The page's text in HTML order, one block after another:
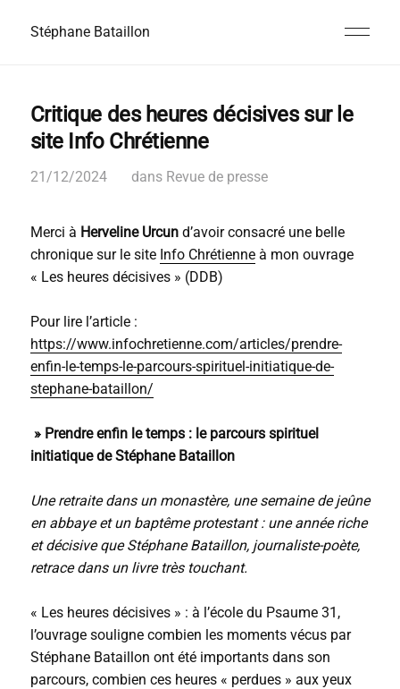
Stéphane Bataillon
Critique des heures décisives sur le
site Info Chrétienne
21/12/2024 dans Revue de presse
Merci à Herveline Urcund’avoir consacré une belle
chronique sur le site Info Chrétienneà mon ouvrage
« Les heures décisives » (DDB)
Pour lire l’article :
https://www.infochretienne.com/articles/prendre-
enfin-le-temps-le-parcours-spirituel-initiatique-de-
stephane-bataillon/
» Prendre enfin le temps : le parcours spirituel
initiatique de Stéphane Bataillon
Une retraite dans un monastère, une semaine de jeûne
en abbaye et un baptême protestant : une année riche
et décisive que Stéphane Bataillon, journaliste-poète,
retrace dans un livre très touchant.
« Les heures décisives » : à l’école du Psaume 31,
l’ouvrage souligne combien les moments vécus par
Stéphane Bataillon ont été importants dans son
parcours, combien ces heures « perdues » aux yeux